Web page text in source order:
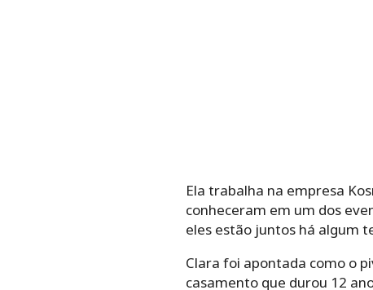
Ela trabalha na empresa
conheceram em um dos
eles estão juntos há algum
Clara foi apontada como o
casamento que durou 12